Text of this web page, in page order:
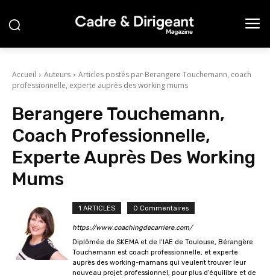
Accueil Auteurs
Articles postés par Berangere Touchemann, coach
professionnelle, experte auprès des working mums
Berangere Touchemann,
Coach Professionnelle,
Experte Auprès Des Working
Mums
1 ARTICLES 0 Commentaires
https://www.coachingdecarriere.com/
Diplômée de SKEMA et de l’IAE de Toulouse, Bérangère
Touchemann est coach professionnelle, et experte
auprès des working-mamans qui veulent trouver leur
nouveau projet professionnel, pour plus d’équilibre et de